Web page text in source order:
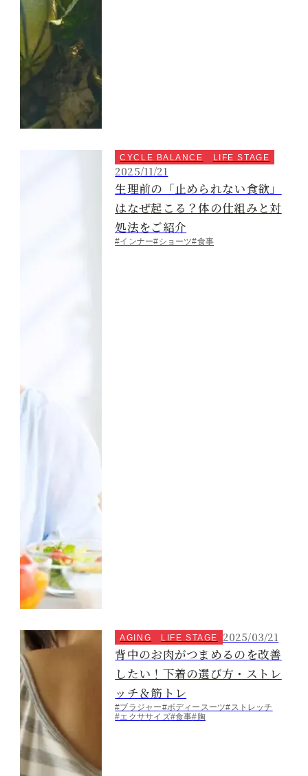
CYCLE BALANCE LIFE STAGE
2025/11/21
生理前の「止められない食欲」
はなぜ起こる？体の仕組みと対
処法をご紹介
#インナー#ショーツ#食事
AGING LIFE STAGE 2025/03/21
背中のお肉がつまめるのを改善
したい！下着の選び方・ストレ
ッチ＆筋トレ
#ブラジャー#ボディースーツ#ストレッチ
#エクササイズ#食事#胸